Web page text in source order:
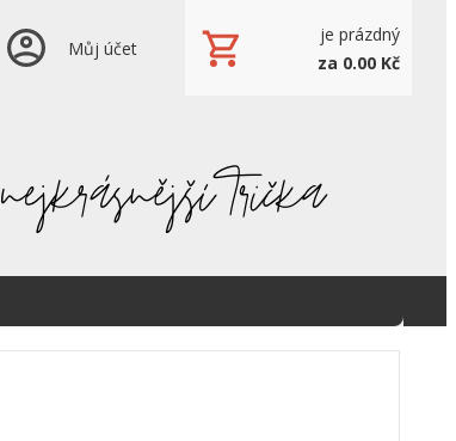
Můj účet
je prázdný
za 0.00 Kč